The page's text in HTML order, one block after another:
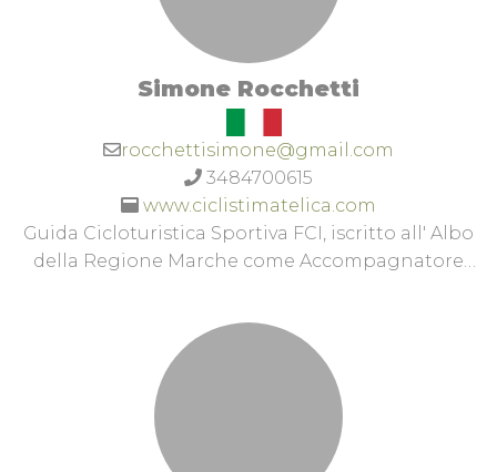
Simone Rocchetti
rocchettisimone@gmail.com
3484700615
www.ciclistimatelica.com
Guida Cicloturistica Sportiva FCI, iscritto all' Albo
della Regione Marche come Accompagnatore
Categorie Agonistiche Giovanili TA2. Esperto
nella realizzazione di percorsi ed
accompagnamento in MTB nella provincia di
Macerata soprattutto nella riserva del Monte San
Vicino e Canfaito e nel Comune di Esanatoglia